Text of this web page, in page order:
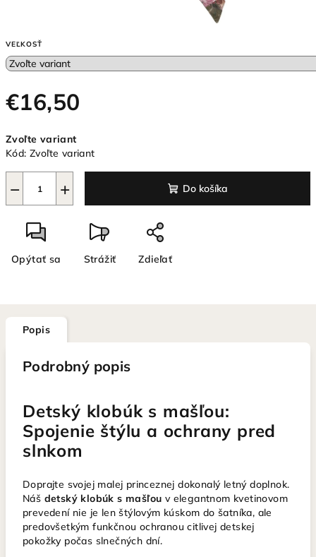
VEĽKOSŤ
€16,50
cena:
Zvoľte variant
Kód: Zvoľte variant
+
− Do košíka
Opýtať sa Strážiť Zdieľať
Popis
Podrobný popis
Detský klobúk s mašľou:
Spojenie štýlu a ochrany pred
slnkom
Doprajte svojej malej princeznej dokonalý letný doplnok.
Náš detský klobúk s mašľou v elegantnom kvetinovom
prevedení nie je len štýlovým kúskom do šatníka, ale
predovšetkým funkčnou ochranou citlivej detskej
pokožky počas slnečných dní.